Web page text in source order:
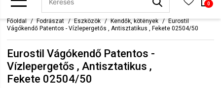
0
Főoldal Fodrászat Eszközök Kendők, kötények
Eurostil
Vágókendő Patentos - Vízlepergetős , Antisztatikus , Fekete 02504/50
Eurostil Vágókendő Patentos -
Vízlepergetős , Antisztatikus ,
Fekete 02504/50